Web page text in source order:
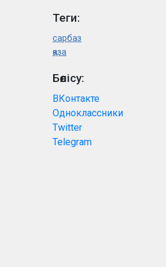
Теги:
сарбаз
қаза
Бөлісу:
ВКонтакте
Одноклассники
Twitter
Telegram